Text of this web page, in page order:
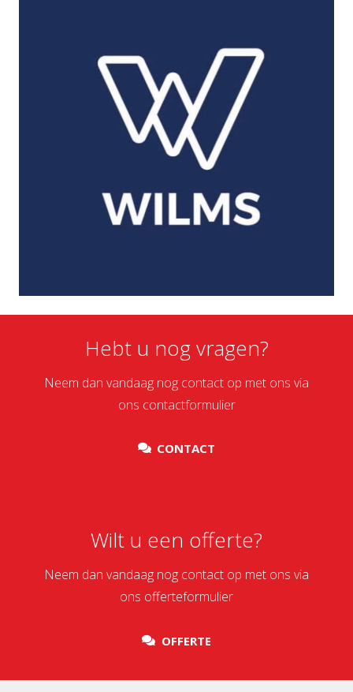
Wilms
Hebt u nog vragen?
Neem dan vandaag nog contact op met ons via
ons contactformulier
CONTACT
Wilt u een offerte?
Neem dan vandaag nog contact op met ons via
ons offerteformulier
OFFERTE